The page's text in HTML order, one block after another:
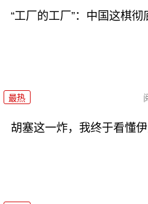
“工厂的工厂”：中国这棋
最热
胡塞这一炸，我终于看懂